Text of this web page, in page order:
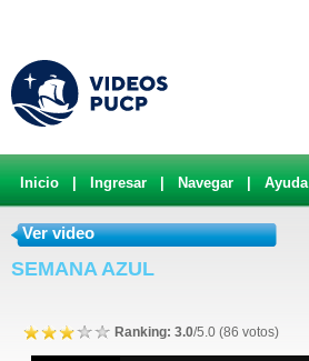
Inicio Ingresar Navegar Ayuda
Ver video
SEMANA AZUL
Ranking: 3.0/5.0 (86 votos)